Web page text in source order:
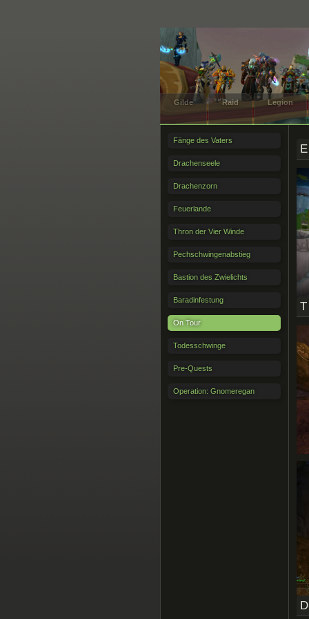
Gilde Raid Legion
Fänge des Vaters
Drachenseele
Drachenzorn
Feuerlande
Thron der Vier Winde
Pechschwingenabstieg
Bastion des Zwielichts
Baradinfestung
On Tour
Todesschwinge
Pre-Quests
Operation: Gnomeregan